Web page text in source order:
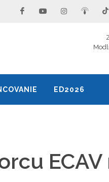
ED2026
ECAV